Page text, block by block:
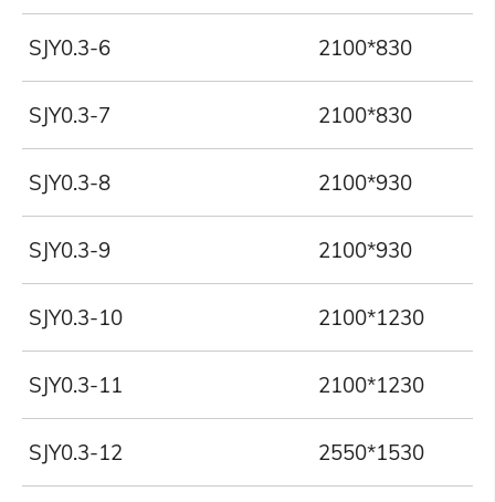
SJY0.3-6 2100*830
SJY0.3-7 2100*830
SJY0.3-8 2100*930
SJY0.3-9 2100*930
SJY0.3-10 2100*1230
SJY0.3-11 2100*1230
SJY0.3-12 2550*1530